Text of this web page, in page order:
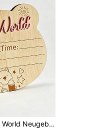
Ankündigung Plakette mit 3D erhabenen Buchstaben, graviert beschreibbar Säugling Meilenstein Foto